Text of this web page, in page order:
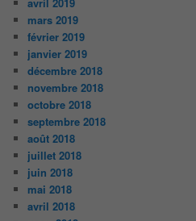
mars 2019
février 2019
janvier 2019
décembre 2018
novembre 2018
octobre 2018
septembre 2018
août 2018
juillet 2018
juin 2018
mai 2018
avril 2018